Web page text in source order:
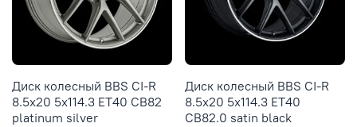
Диск колесный BBS CI-R
8.5x20 5x114.3 ET40 CB82
platinum silver
Диск колесный BBS CI-R
8.5x20 5x114.3 ET40
CB82.0 satin black